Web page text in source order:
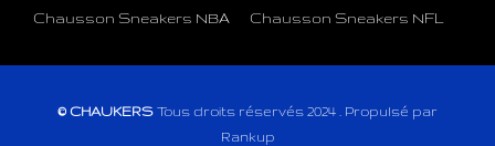
Chausson Sneakers NBA
Chausson Sneakers NFL
© CHAUKERS Tous droits réservés 2024 . Propulsé par
Rankup